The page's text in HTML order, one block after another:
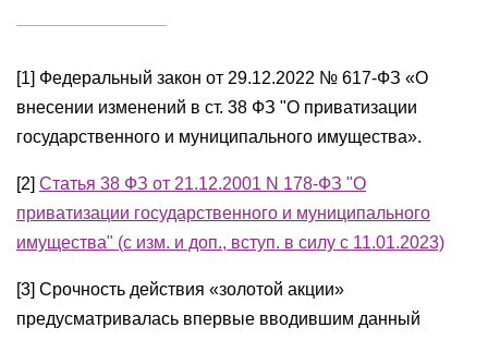
[1] Федеральный закон от 29.12.2022 № 617-ФЗ «О
внесении изменений в ст. 38 ФЗ "О приватизации
государственного и муниципального имущества».
[2] Статья 38 ФЗ от 21.12.2001 N 178-ФЗ "О
приватизации государственного и муниципального
имущества" (с изм. и доп., вступ. в силу с 11.01.2023)
[3] Срочность действия «золотой акции»
предусматривалась впервые вводившим данный